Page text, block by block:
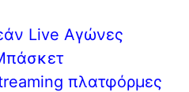
Live Αγώνες
πλατφόρμες